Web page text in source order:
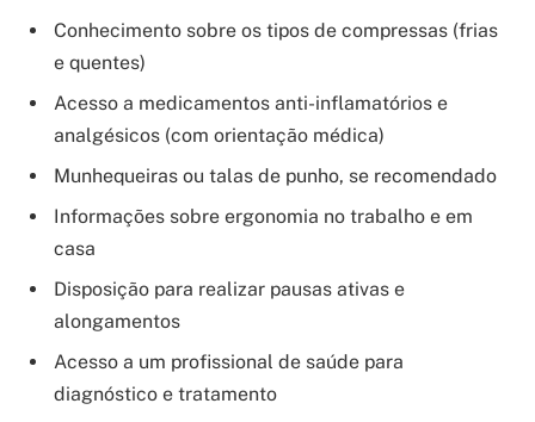
Conhecimento sobre os tipos de compressas (frias
e quentes)
Acesso a medicamentos anti-inflamatórios e
analgésicos (com orientação médica)
Munhequeiras ou talas de punho, se recomendado
Informações sobre ergonomia no trabalho e em
casa
Disposição para realizar pausas ativas e
alongamentos
Acesso a um profissional de saúde para
diagnóstico e tratamento